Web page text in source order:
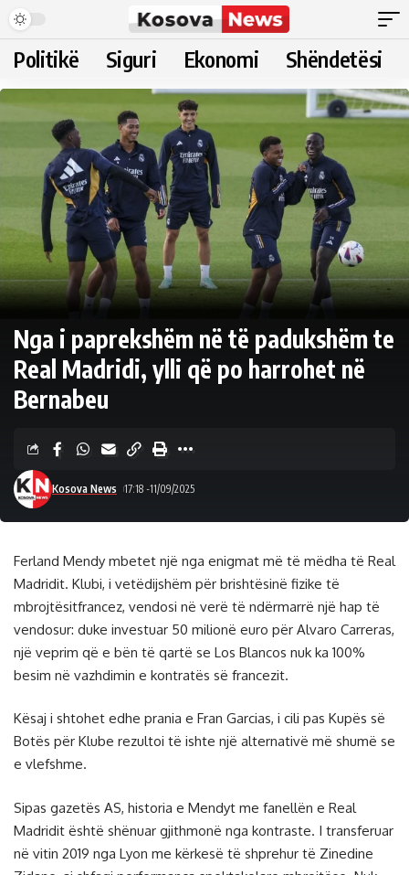
Politikë Siguri Ekonomi Shëndetësi
Nga i paprekshëm në të padukshëm te
Real Madridi, ylli që po harrohet në
Bernabeu
Kosova News 17:18 -11/09/2025
Ferland Mendy mbetet një nga enigmat më të mëdha të Real
Madridit. Klubi, i vetëdijshëm për brishtësinë fizike të
mbrojtësitfrancez, vendosi në verë të ndërmarrë një hap të
vendosur: duke investuar 50 milionë euro për Alvaro Carreras,
një veprim që e bën të qartë se Los Blancos nuk ka 100%
besim në vazhdimin e kontratës së francezit.
Kësaj i shtohet edhe prania e Fran Garcias, i cili pas Kupës së
Botës për Klube rezultoi të ishte një alternativë më shumë se
e vlefshme.
Sipas gazetës AS, historia e Mendyt me fanellën e Real
Madridit është shënuar gjithmonë nga kontraste. I transferuar
në vitin 2019 nga Lyon me kërkesë të shprehur të Zinedine